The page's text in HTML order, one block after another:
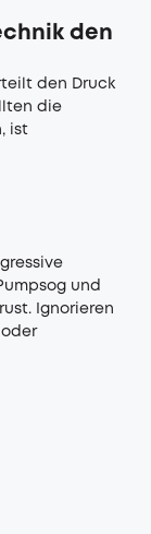
den
den Druck
die
ist
und
Ignorieren